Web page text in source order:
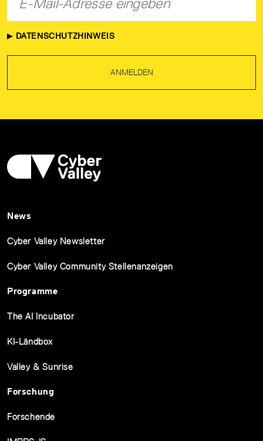
DATENSCHUTZHINWEIS
ANMELDEN
News
Cyber Valley Newsletter
Cyber Valley Community Stellenanzeigen
Programme
The AI Incubator
KI-Ländbox
Valley & Sunrise
Forschung
Forschende